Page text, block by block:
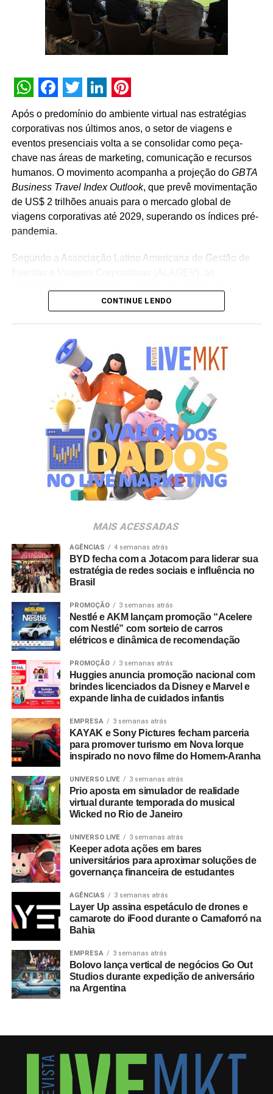
pela valorização das pessoas que fazem os eventos
acontecerem”, afirma Paulo Ventura, presidente da
UBRAFE.
A iniciativa estabelece uma agenda permanente de
educativas, o compartilhamento de metodologias de
para os pavilhões e a atuação conjunta junto a órgãos
públicos e autoridades reguladoras.
Para Guto Guedes, presidente da ABRACE, “a assinatura
deste acordo representa um avanço importante para as
empresas de cenografia e montagem de estandes e,
principalmente, para os profissionais que atuam na
montagem e na desmontagem dos eventos. Acreditamos
que o fortalecimento do setor passa pela valorização das
a nossa indústria crescer”.
WhatsApp
Facebook
Twitter
LinkedIn
Pinterest
Após o predomínio do ambiente virtual nas estratégias
corporativas nos últimos anos, o setor de viagens e
eventos presenciais volta a se consolidar como peça-
chave nas áreas de marketing, comunicação e recursos
humanos. O movimento acompanha a projeção do GBTA
Business Travel Index Outlook, que prevê movimentação
de US$ 2 trilhões anuais para o mercado global de
viagens corporativas até 2029, superando os índices pré-
pandemia.
Segundo a Associação Latino Americana de Gestão de
investimentos. Além dos indicadores financeiros diretos, a
existe estratégia e um bom planejamento, a viagem deixa
de cumprir apenas uma função operacional, como a de
ser um prêmio pontual, e passa a fazer parte da
construção da experiência da marca e gerar valor para o
negócio. Grandes eventos podem reunir colaboradores,
clientes, fornecedores, investidores e lideranças em um
mesmo ambiente, criando oportunidades para fortalecer
relacionamentos, ampliar o networkinge gerar novos
negócios. As possibilidades de ativação e experiência de
marca em eventos são infinitas”, analisa Luciana Dantas,
vice-presidente da ALAGEV.
Travel Index
apontam que 80% dos colaboradores
consideram viagens de incentivo a forma mais relevante
de reconhecimento profissional — contra 20% que optam
por bonificações financeiras ou bens materiais. A
pesquisa revela ainda que essas ativações aumentam a
retenção de lembrança de marca em até 35%, além de
96% dos entrevistados relatarem incremento na
motivação.
No âmbito comercial, organizações com programas
estruturados de viagens de incentivo registram até três
vezes mais chances de ultrapassar suas metas de
vendas em comparação com concorrentes sem
programas similares.
A Copa do Mundo do México, Estados Unidos e Canadá
figurou como um dos grandes catalisadores do setor.
Segundo números da FIFA, foram comercializados mais
de 607 mil pacotes de hospitalidade durante o torneio
mundial. Do total de compradores corporativos do
programa oficial, 40% integravam o segmento B2B,
figurando o Brasil entre os dez principais mercados
globais consumidores da modalidade.
A relevância das experiências esportivas de grande porte
exige planejamento de longo prazo, com marcas já
estruturando ações voltadas para a Copa do Mundo de
2030, que terá partidas distribuídas entre Espanha,
Portugal, Marrocos, Uruguai, Argentina e Paraguai.
Entre as sedes, o governo do Marrocos antecipou
investimentos por meio do programa
internacional em Casablanca e reformando outros sete
terminais nas cidades-sede do país. “A Copa de 2030
apresentará um nível de complexidade inédito para os
gestores de eventos e viagens, já que envolverá
CONTINUE LENDO
MAIS ACESSADAS
AGÊNCIAS 4 semanas atrás
BYD fecha com a Jotacom para liderar sua
estratégia de redes sociais e influência no
Brasil
PROMOÇÃO 3 semanas atrás
Nestlé e AKM lançam promoção “Acelere
com Nestlé” com sorteio de carros
elétricos e dinâmica de recomendação
PROMOÇÃO 3 semanas atrás
Huggies anuncia promoção nacional com
brindes licenciados da Disney e Marvel e
expande linha de cuidados infantis
EMPRESA 3 semanas atrás
KAYAK e Sony Pictures fecham parceria
para promover turismo em Nova Iorque
inspirado no novo filme do Homem-Aranha
UNIVERSO LIVE 3 semanas atrás
Prio aposta em simulador de realidade
virtual durante temporada do musical
Wicked no Rio de Janeiro
UNIVERSO LIVE 3 semanas atrás
Keeper adota ações em bares
universitários para aproximar soluções de
governança financeira de estudantes
AGÊNCIAS 3 semanas atrás
Layer Up assina espetáculo de drones e
camarote do iFood durante o Camaforró na
Bahia
EMPRESA 3 semanas atrás
Bolovo lança vertical de negócios Go Out
Studios durante expedição de aniversário
na Argentina